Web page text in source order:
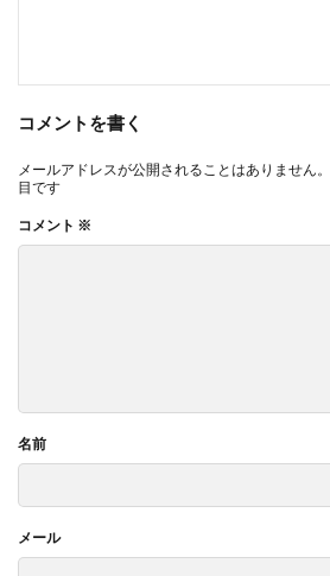
コメントを書く
メールアドレスが公開されることはありません。
目です
コメント ※
名前
メール